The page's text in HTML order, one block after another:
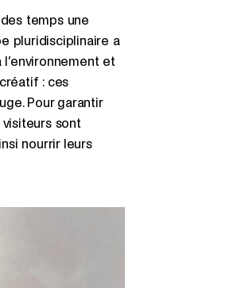
temps une
pluridisciplinaire a
et
: ces
Pour garantir
sont
nourrir leurs